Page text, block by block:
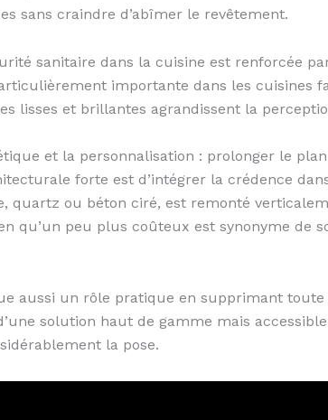
sans craindre d’abîmer le revêtement.
sanitaire dans la cuisine est renforcée
importante dans les cuisines
lisses et brillantes agrandissent la
et la personnalisation : prolonger le
forte est d’intégrer la crédence
quartz ou béton ciré, est remonté
qu’un peu plus coûteux est synonyme
aussi un rôle pratique en supprimant
solution haut de gamme mais
la pose.